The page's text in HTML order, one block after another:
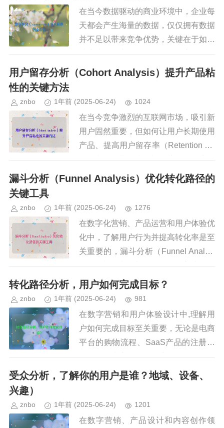
在当今数据驱动的商业环境中，企业每
天都会产生海量的数据，仅仅拥有数据
并不足以带来竞争优势，关键在于如何
从这些数据中提取有价值的洞察，数据
细分（Segmentation） 正是帮助企业
用户留存分析（Cohort Analysis）提升产品粘
性的关键方法
znbo 1年前 (2025-06-24) 1024
在当今竞争激烈的互联网市场，吸引新
用户固然重要，但如何让用户长期使用
产品、提高用户留存率（Retention Ra
te）才是企业持续增长的关键，用户留
存分析（Cohort Analysis）是一种强
漏斗分析（Funnel Analysis）优化转化路径的
关键工具
znbo 1年前 (2025-06-24) 1276
在数字化营销、产品运营和用户体验优
化中，了解用户行为并提高转化率是至
关重要的，漏斗分析（Funnel Analysi
s）作为一种强大的数据分析方法，可
以帮助企业识别用户在转化路径中的流
转化路径分析，用户如何完成目标？
znbo 1年前 (2025-06-24) 981
在数字营销和用户体验设计中,理解用
户如何完成目标至关重要，无论是电商
平台的购物流程、SaaS产品的注册转
化，还是内容平台的用户留存，优化转
化路径都能显著提升业务表现，转化路
受众分析，了解你的用户是谁？地域、设备、
兴趣）
znbo 1年前 (2025-06-24) 1201
在数字营销、产品设计和内容创作领